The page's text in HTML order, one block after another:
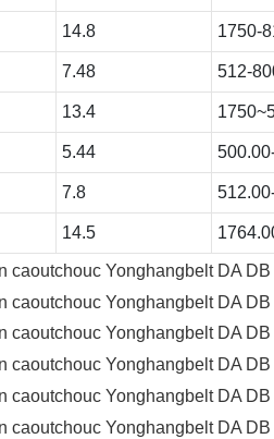
14.8 1750-
7.48 512-
13.4
5.44
7.8
14.5